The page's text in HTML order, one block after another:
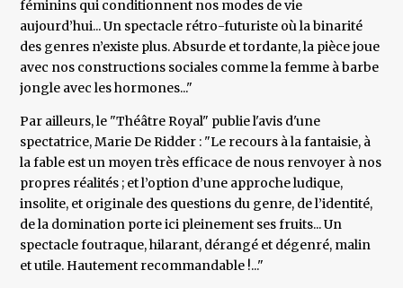
féminins qui conditionnent nos modes de vie
aujourd’hui... Un spectacle rétro-futuriste où la binarité
des genres n’existe plus. Absurde et tordante, la pièce joue
avec nos constructions sociales comme la femme à barbe
jongle avec les hormones..."
Par ailleurs, le "Théâtre Royal" publie l'avis d'une
spectatrice, Marie De Ridder : "Le recours à la fantaisie, à
la fable est un moyen très efficace de nous renvoyer à nos
propres réalités ; et l’option d’une approche ludique,
insolite, et originale des questions du genre, de l’identité,
de la domination porte ici pleinement ses fruits... Un
spectacle foutraque, hilarant, dérangé et dégenré, malin
et utile. Hautement recommandable !..."